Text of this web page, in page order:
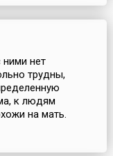
ними нет
трудны,
к людям
на мать.